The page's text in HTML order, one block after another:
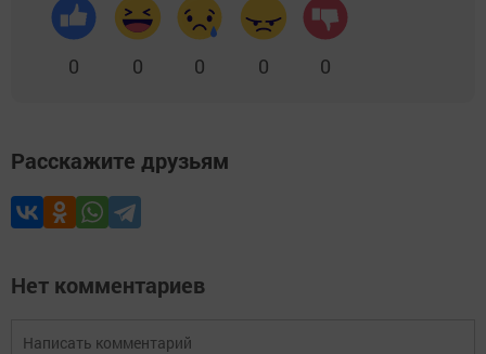
0 0 0 0 0
Расскажите друзьям
Нет комментариев